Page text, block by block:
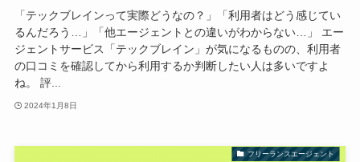
「テックブレインって実際どうなの？」「利用者はどう感じてい
るんだろう…」「他エージェントとの違いがわからない…」 エー
ジェントサービス「テックブレイン」が気になるものの、利用者
の口コミを確認してから利用するか判断したい人は多いですよ
ね。 評...
2024年1月8日
フリーランスエージェント